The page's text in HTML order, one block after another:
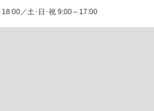
18:00／土･日･祝 9:00～17:00